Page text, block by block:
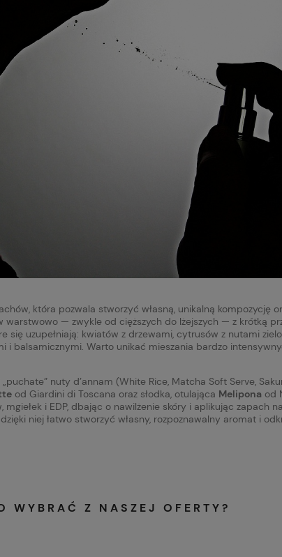
która pozwala stworzyć własną, unikalną kompozycję
warstwowo — zwykle od cięższych do lżejszych — z krótką
się uzupełniają: kwiatów z drzewami, cytrusów z nutami
i balsamicznymi. Warto unikać mieszania bardzo
nuty d’annam (White Rice, Matcha Soft Serve,
od Giardini di Toscana oraz słodka, otulająca Melipona od
i EDP, dbając o nawilżenie skóry i aplikując zapach
niej łatwo stworzyć własny, rozpoznawalny aromat i
WYBRAĆ Z NASZEJ OFERTY?